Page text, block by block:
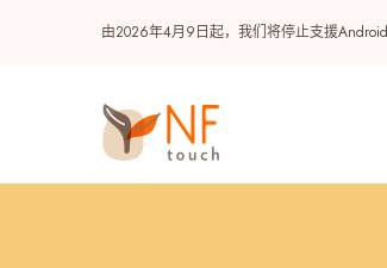
由2026年4月9日起，我们将停止支援